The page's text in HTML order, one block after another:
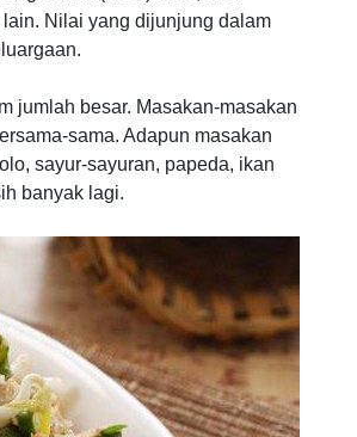
Nilai yang dijunjung dalam
jumlah besar. Masakan-masakan
sama. Adapun masakan
sayur-sayuran, papeda, ikan
banyak lagi.